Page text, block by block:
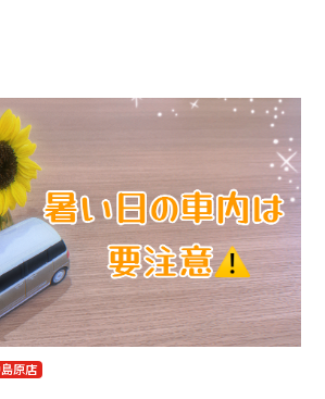
会社情報
カタ
リコ
原店